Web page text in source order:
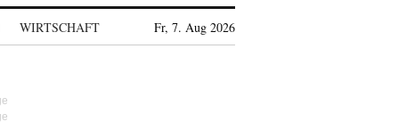
WIRTSCHAFT Fr, 7. Aug 2026